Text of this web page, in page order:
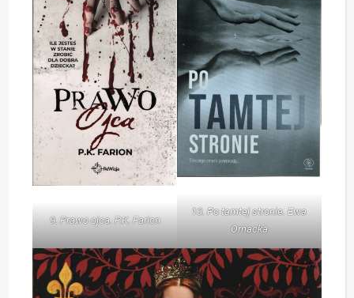
9. Prawo ojca. P.K. Farion
10. Po tamtej stronie. Ewa
Ornacka